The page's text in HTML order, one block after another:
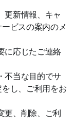
更新情報、キャ
ビスの案内のメ
に応じたご連絡
不当な目的でサ
し、ご利用をお
更、削除、ご利